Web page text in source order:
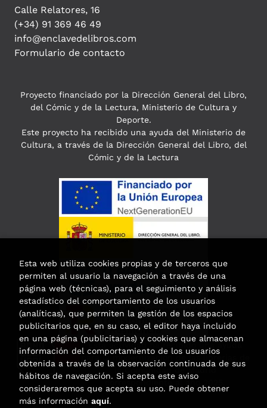
Calle Relatores, 16
(+34) 91 369 46 49
info@enclavedelibros.com
Formulario de contacto
Proyecto financiado por la Dirección General del Libro,
del Cómic y de la Lectura, Ministerio de Cultura y
Deporte.
Este proyecto ha recibido una ayuda del Ministerio de
Cultura, a través de la Dirección General del Libro, del
Cómic y de la Lectura
Esta actividad ha recibido una ayuda
para la modernización de las librerías de
la Comunidad de Madrid
correspondiente al año 2025.
Esta web utiliza cookies propias y de terceros que
permiten al usuario la navegación a través de una
página web (técnicas), para el seguimiento y análisis
estadístico del comportamiento de los usuarios
(analíticas), que permiten la gestión de los espacios
publicitarios que, en su caso, el editor haya incluido
en una página (publicitarias) y cookies que almacenan
información del comportamiento de los usuarios
obtenida a través de la observación continuada de sus
hábitos de navegación. Si acepta este aviso
consideraremos que acepta su uso. Puede obtener
más información aquí.